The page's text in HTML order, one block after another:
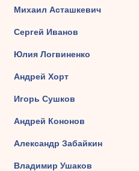
Михаил Асташкевич
Сергей Иванов
Юлия Логвиненко
Андрей Хорт
Игорь Сушков
Андрей Кононов
Александр Забайкин
Владимир Ушаков